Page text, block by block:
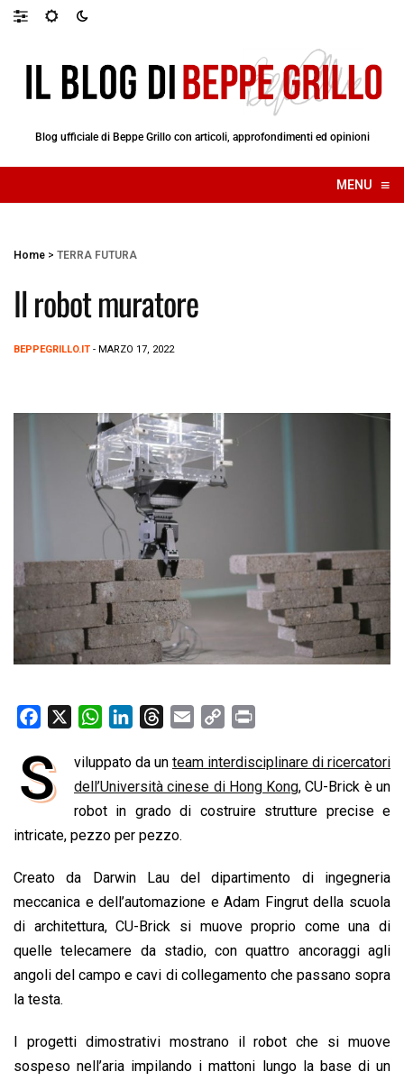
Blog ufficiale di Beppe Grillo con articoli, approfondimenti ed opinioni
MENU ≡
☰
Home > TERRA FUTURA
Il robot muratore
BEPPEGRILLO.IT - MARZO 17, 2022
c
e
o
k
W
a
t
s
A
p
n
k
e
d
n
r
e
a
d
a
i
p
y
L
k
i
n
t
S viluppato da un team interdisciplinare di ricercatori
dell’Università cinese di Hong Kong, CU-Brick è un
robot in ​​grado di costruire strutture precise e
intricate, pezzo per pezzo.
Creato da Darwin Lau del dipartimento di ingegneria
meccanica e dell’automazione e Adam Fingrut della scuola
di architettura, CU-Brick si muove proprio come una di
quelle telecamere da stadio, con quattro ancoraggi agli
angoli del campo e cavi di collegamento che passano sopra
la testa.
I progetti dimostrativi mostrano il robot che si muove
sospeso nell’aria impilando i mattoni lungo la base di un